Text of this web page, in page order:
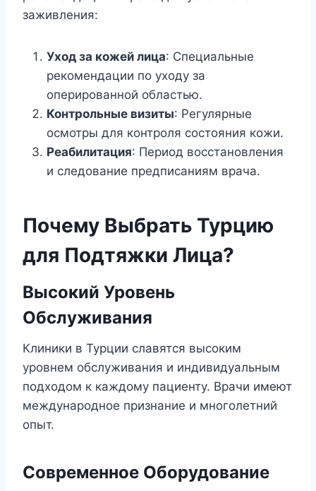
заживления:
Уход за кожей лица: Специальные
рекомендации по уходу за
оперированной областью.
Контрольные визиты: Регулярные
осмотры для контроля состояния кожи.
Реабилитация: Период восстановления
и следование предписаниям врача.
Почему Выбрать Турцию
для Подтяжки Лица?
Высокий Уровень
Обслуживания
Клиники в Турции славятся высоким
уровнем обслуживания и индивидуальным
подходом к каждому пациенту. Врачи имеют
международное признание и многолетний
опыт.
Современное Оборудование